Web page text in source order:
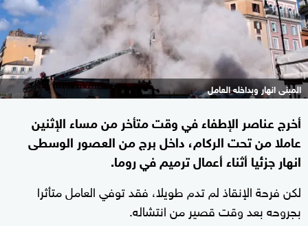
المبنى انهار وبداخله العامل
أخرج عناصر الإطفاء في وقت متأخر من مساء الإثنين
عاملا من تحت الركام، داخل برج من العصور الوسطى
انهار جزئيا أثناء أعمال ترميم في روما.
لكن فرحة الإنقاذ لم تدم طويلا، فقد توفي العامل متأثرا
بجروحه بعد وقت قصير من انتشاله.